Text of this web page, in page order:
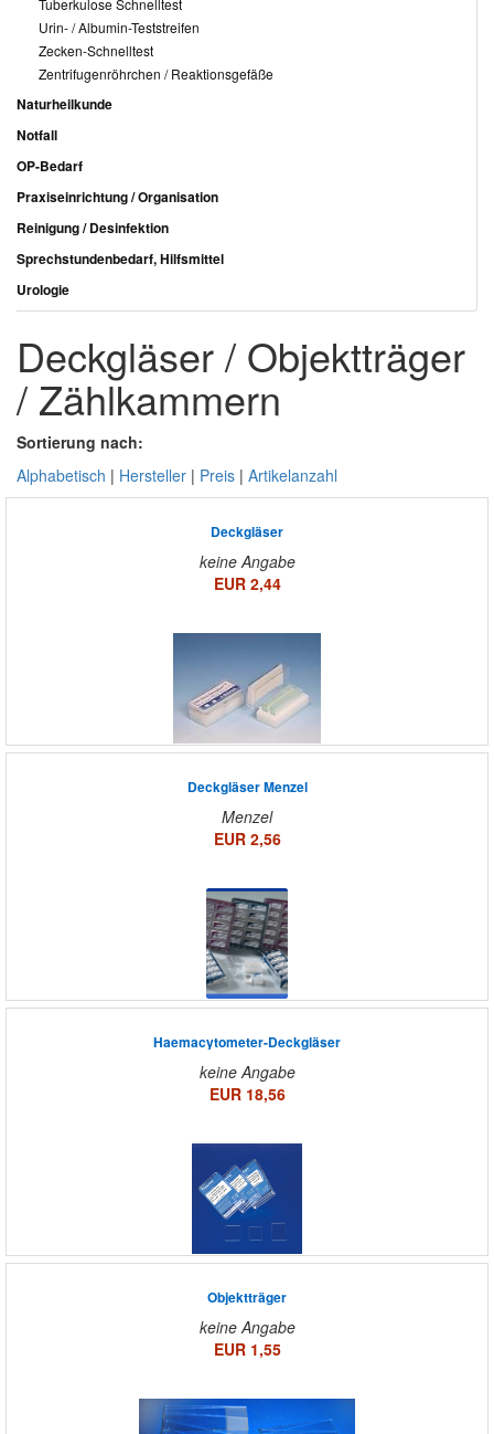
Tuberkulose Schnelltest
Urin- / Albumin-Teststreifen
Zecken-Schnelltest
Zentrifugenröhrchen / Reaktionsgefäße
Naturheilkunde
Notfall
OP-Bedarf
Praxiseinrichtung / Organisation
Reinigung / Desinfektion
Sprechstundenbedarf, Hilfsmittel
Urologie
Deckgläser / Objektträger
/ Zählkammern
Sortierung nach:
Alphabetisch | Hersteller | Preis | Artikelanzahl
Deckgläser
keine Angabe
EUR 2,44
Deckgläser Menzel
Menzel
EUR 2,56
Haemacytometer-Deckgläser
keine Angabe
EUR 18,56
Objektträger
keine Angabe
EUR 1,55